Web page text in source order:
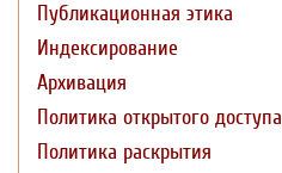
Публикационная этика
Индексирование
Архивация
Политика открытого доступа
Политика раскрытия